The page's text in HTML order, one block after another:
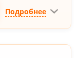
Подробнее